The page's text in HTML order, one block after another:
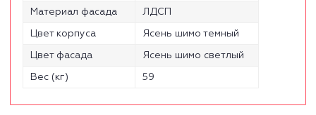
Материал фасада ЛДСП
Цвет корпуса Ясень шимо темный
Цвет фасада Ясень шимо светлый
Вес (кг) 59